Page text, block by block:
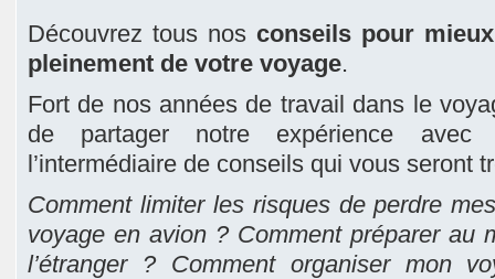
Découvrez tous nos conseils pour
pleinement de votre voyage.
Fort de nos années de travail dans le
de partager notre expérience avec
l’intermédiaire de conseils qui vous seront
Comment limiter les risques de perdre
voyage en avion ? Comment préparer au
l’étranger ? Comment organiser mon